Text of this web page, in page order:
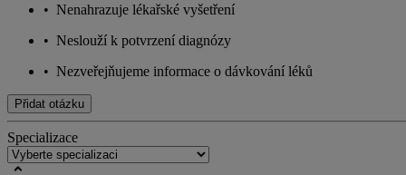
• Nenahrazuje lékařské vyšetření
• Neslouží k potvrzení diagnózy
• Nezveřejňujeme informace o dávkování léků
Přidat otázku
Specializace